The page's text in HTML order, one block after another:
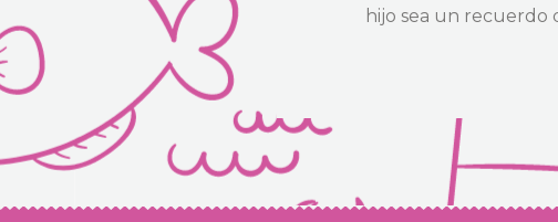
hijo sea un recuerdo